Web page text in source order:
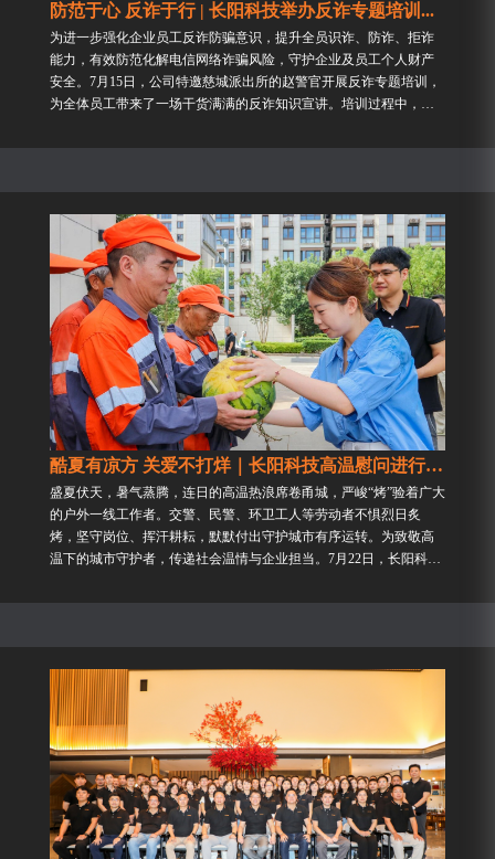
防范于心 反诈于行 | 长阳科技举办反诈专题培训...
为进一步强化企业员工反诈防骗意识，提升全员识诈、防诈、拒诈
能力，有效防范化解电信网络诈骗风险，守护企业及员工个人财产
安全。7月15日，公司特邀慈城派出所的赵警官开展反诈专题培训，
为全体员工带来了一场干货满满的反诈知识宣讲。培训过程中，赵
工作、...
酷夏有凉方 关爱不打烊｜长阳科技高温慰问进行时...
盛夏伏天，暑气蒸腾，连日的高温热浪席卷甬城，严峻“烤”验着广大
的户外一线工作者。交警、民警、环卫工人等劳动者不惧烈日炙
烤，坚守岗位、挥汗耕耘，默默付出守护城市有序运转。为致敬高
温下的城市守护者，传递社会温情与企业担当。7月22日，长阳科技
在...